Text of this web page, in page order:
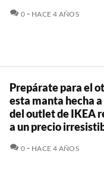
0 COMENTARIOS
HACE 4 AÑOS
Prepárate para el
esta manta hecha
del outlet de IKEA
a un precio
0 COMENTARIOS
HACE 4 AÑOS